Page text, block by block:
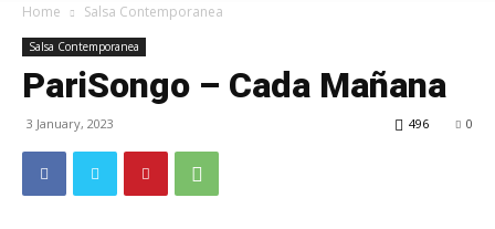
Home Salsa Contemporanea
Salsa Contemporanea
PariSongo – Cada Mañana
3 January, 2023 0
496